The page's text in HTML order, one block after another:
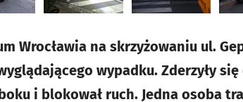
Wrocławia na skrzyżowaniu ul.
wypadku. Zderzyły
i blokował ruch. Jedna osoba